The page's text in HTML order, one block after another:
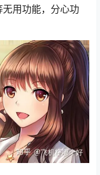
用功能，分心功